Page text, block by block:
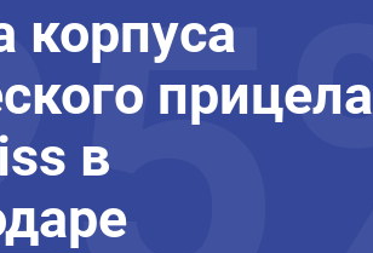
корпуса
прицела
в